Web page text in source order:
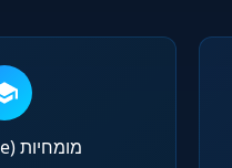
מומחיות (Expertise)